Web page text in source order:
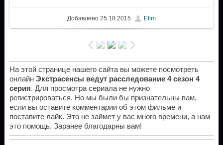
Добавлено25.10.2015 Efim
На этой странице нашего сайта вы можете посмотреть
онлайн Экстрасенсы ведут расследование 4 сезон 4
серия. Для просмотра сериала не нужно
регистрироваться. Но мы были бы признательны вам,
если вы оставите комментарии об этом фильме и
поставите лайк. Это не займет у вас много времени, а нам
это помощь. Заранее благодарны вам!